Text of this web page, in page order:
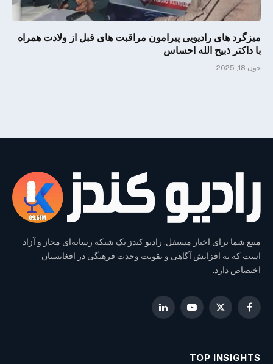
میزگرد های رادیویی پیرامون مراقبت های قبل از ولادت همراه
با داکتر ذبیح الله احساس
جون 18, 2025
منبع شما برای اخبار مستقل. رادیو کندز یک شبکه رسانه‌ای مجاز و آزاد
است که به افزایش آگاهی و تقویت وحدت فرهنگی در افغانستان
اختصاص دارد.
Facebook
X
YouTube
LinkedIn
TOP INSIGHTS